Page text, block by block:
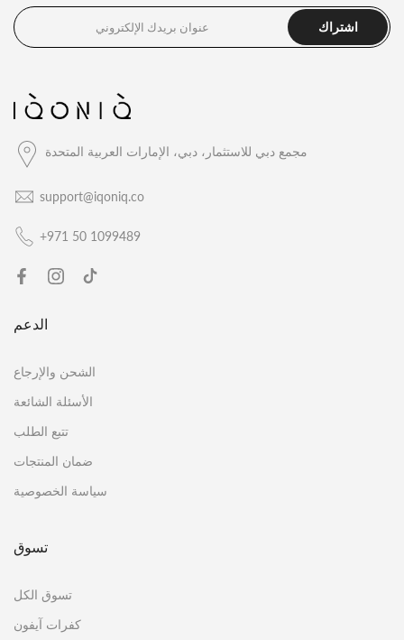
اشتراك
مجمع دبي للاستثمار، دبي، الإمارات العربية المتحدة
support@iqoniq.co
+971 50 1099489
الدعم
الشحن والإرجاع
الأسئلة الشائعة
تتبع الطلب
ضمان المنتجات
سياسة الخصوصية
تسوق
تسوق الكل
كفرات آيفون